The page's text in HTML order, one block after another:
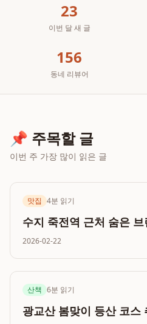
23
이번 달 새 글
156
동네 리뷰어
📌 주목할 글
이번 주 가장 많이 읽은 글
맛집 4분 읽기
수지 죽전역 근처 숨은
2026-02-22
산책 6분 읽기
광교산 봄맞이 등산 코스